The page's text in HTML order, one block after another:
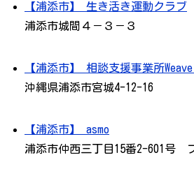
【浦添市】 生き活き運動クラブ
浦添市城間４－３－３
【浦添市】 相談支援事業所
沖縄県浦添市宮城4-12-16
【浦添市】 asmo
浦添市仲西三丁目15番2-601号